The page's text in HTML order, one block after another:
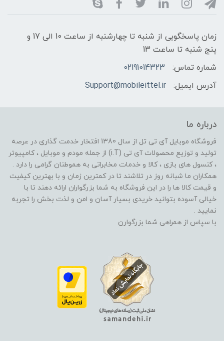
زمان پاسخگویی از شنبه تا چهارشنبه از ساعت 10 الی 17 و
پنج شنبه تا ساعت 13
شماره تماس:
02191014323
آدرس ایمیل:
Support@mobileittel.ir
درباره ما
فروشگاه موبایل آی تی تل از سال 1380 افتخار خدمت گذاری در عرصه
تولید و توزیع محصولات آی تی (i.T) از جمله مودم و موبایل ، کامپیوتر
، کنسول های بازی ، کالا و خدمات مخابراتی به هموطنان گرامی را دارد .
همکاران ما شبانه روز در تلاشند تا در کمترین زمان و با بهترین کیفیت
و قیمت کالا ها را در این فروشگاه به شما بزرگواران ارائه دهند تا با
خیالی آسوده بتوانید خریدی بسیار آسان و امن و لذت بخش را تجربه
نمایید .
با سپاس از همراهی شما بزرگوارن